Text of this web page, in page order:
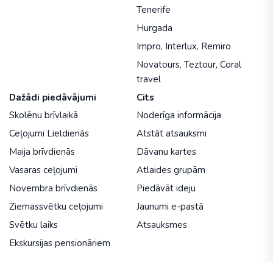
Tenerife
Hurgada
Impro, Interlux, Remiro
Novatours, Teztour, Coral
travel
Dažādi piedāvājumi
Skolēnu brīvlaikā
Ceļojumi Lieldienās
Maija brīvdienās
Vasaras ceļojumi
Novembra brīvdienās
Ziemassvētku ceļojumi
Svētku laiks
Ekskursijas pensionāriem
Cits
Noderīga informācija
Atstāt atsauksmi
Dāvanu kartes
Atlaides grupām
Piedāvāt ideju
Jaunumi e-pastā
Atsauksmes